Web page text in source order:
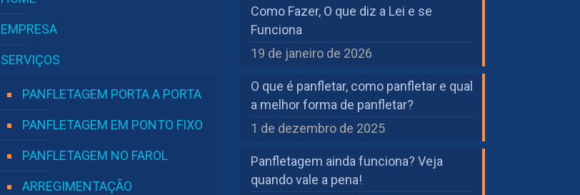
EMPRESA
SERVIÇOS
PANFLETAGEM PORTA A PORTA
PANFLETAGEM EM PONTO FIXO
PANFLETAGEM NO FAROL
ARREGIMENTAÇÃO
Como Fazer, O que diz a Lei e se
Funciona
19 de janeiro de 2026
O que é panfletar, como panfletar e qual
a melhor forma de panfletar?
1 de dezembro de 2025
Panfletagem ainda funciona? Veja
quando vale a pena!